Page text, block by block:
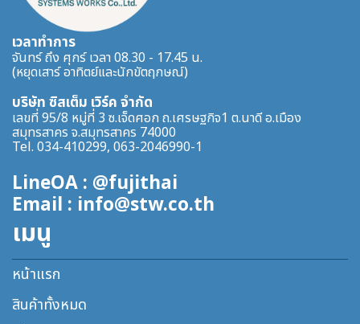
เวลาทำการ
จันทร์ ถึง ศุกร์ เวลา 08.30 - 17.45 น.
(หยุดเสาร์ อาทิตย์และนักขัตฤกษณ์)
บริษัท ซิสเต็ม เวิร์ค จำกัด
เลขที่ 95/8 หมู่ที่ 3 ซ.เจ็ดศอก ถ.เศรษฐกิจ1 ต.นาดี อ.เมือง
สมุทรสาคร จ.สมุทรสาคร 74000
Tel. 034-410299, 063-2046990-1
LineOA : @fujithai
Email : info@stw.co.th
เมนู
หน้าแรก
สินค้าทั้งหมด